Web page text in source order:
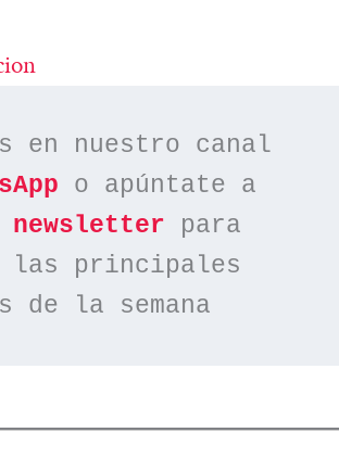
en nuestro canal
o apúntate a
newsletter para
principales
de la semana